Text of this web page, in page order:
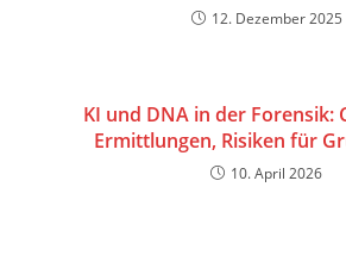
12. Dezember 2025
KI und DNA in der Forensik:
Ermittlungen, Risiken für
10. April 2026